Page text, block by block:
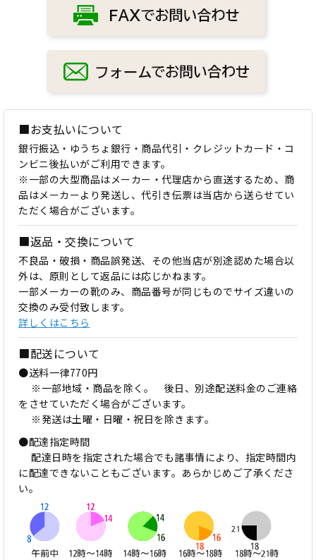
■お支払いについて
銀行振込・ゆうちょ銀行・商品代引・クレジットカード・コ
ンビニ後払いがご利用できます。
※一部の大型商品はメーカー・代理店から直送するため、商
品はメーカーより発送し、代引き伝票は当店から送らせてい
ただく場合がございます。
■返品・交換について
不良品・破損・商品誤発送、その他当店が別途認めた場合以
外は、原則として返品には応じかねます。
一部メーカーの靴のみ、商品番号が同じものでサイズ違いの
交換のみ受付致します。
詳しくはこちら
■配送について
●送料一律770円
※一部地域・商品を除く。 後日、別途配送料金のご連絡
をさせていただく場合がございます。
※発送は土曜・日曜・祝日を除きます。
●配達指定時間
配達日時を指定された場合でも諸事情により、指定時間内
に配達できないこともございます。あらかじめご了承くださ
い。